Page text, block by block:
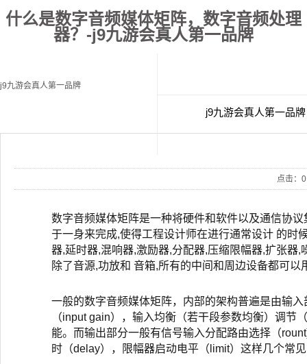
什么是数字音频媒体矩阵，数字音频处理
器？-j9九游会真人第一品牌
j9九游会真人第一品牌
j9九游会真人第一品牌
点击： 0
数字音频媒体矩阵是一种将硬件和软件以及通信协
于一身来完成,使得工程设计师在进行通常设计 的时
器,延时器,混响器,激励器,分配器,压缩限幅器,扩张器
除了音源,功放和 音箱,所有的中间和周边设备都可
一般的数字音频媒体矩阵，内部的架构普遍是由输
（input gain），输入均衡（若干段参数均衡）调
能。而输出部分一般有信号输入分配路由选择（
时（delay），限幅器启动电平（limit）这样几个常